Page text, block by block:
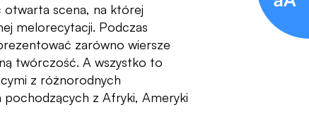
scena, na której
melorecytacji. Podczas
zarówno wiersze
twórczość. A wszystko to
z różnorodnych
z Afryki, Ameryki